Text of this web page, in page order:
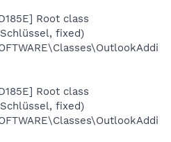
Root class
fixed)
Root class
fixed)